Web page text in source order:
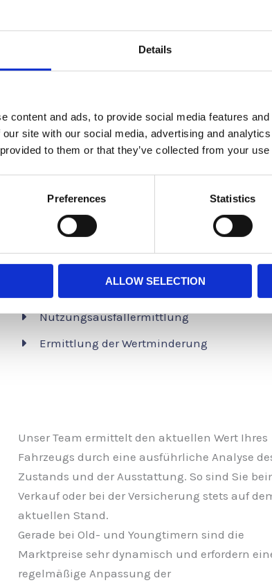
Details
content and ads, to provide social media features
site with our social media, advertising and
to them or that they’ve collected from your
Preferences Statistics
ALLOW SELECTION
Unsere Dienstleistungen rund um
Wir erstellen detaillierte Unfallgutachten für
Autos, LKWs und Motorräder, um Ihnen bei der
Schadenregulierung zu helfen. Unsere
sind umfassend und präzise, damit Sie
bestmöglich abgesichert sind.
Nutzungsausfallermittlung
Ermittlung der Wertminderung
Unser Team ermittelt den aktuellen Wert Ihres
Fahrzeugs durch eine ausführliche Analyse
Zustands und der Ausstattung. So sind Sie
Verkauf oder bei der Versicherung stets auf
aktuellen Stand.
Gerade bei Old- und Youngtimern sind die
Marktpreise sehr dynamisch und erfordern
regelmäßige Anpassung der